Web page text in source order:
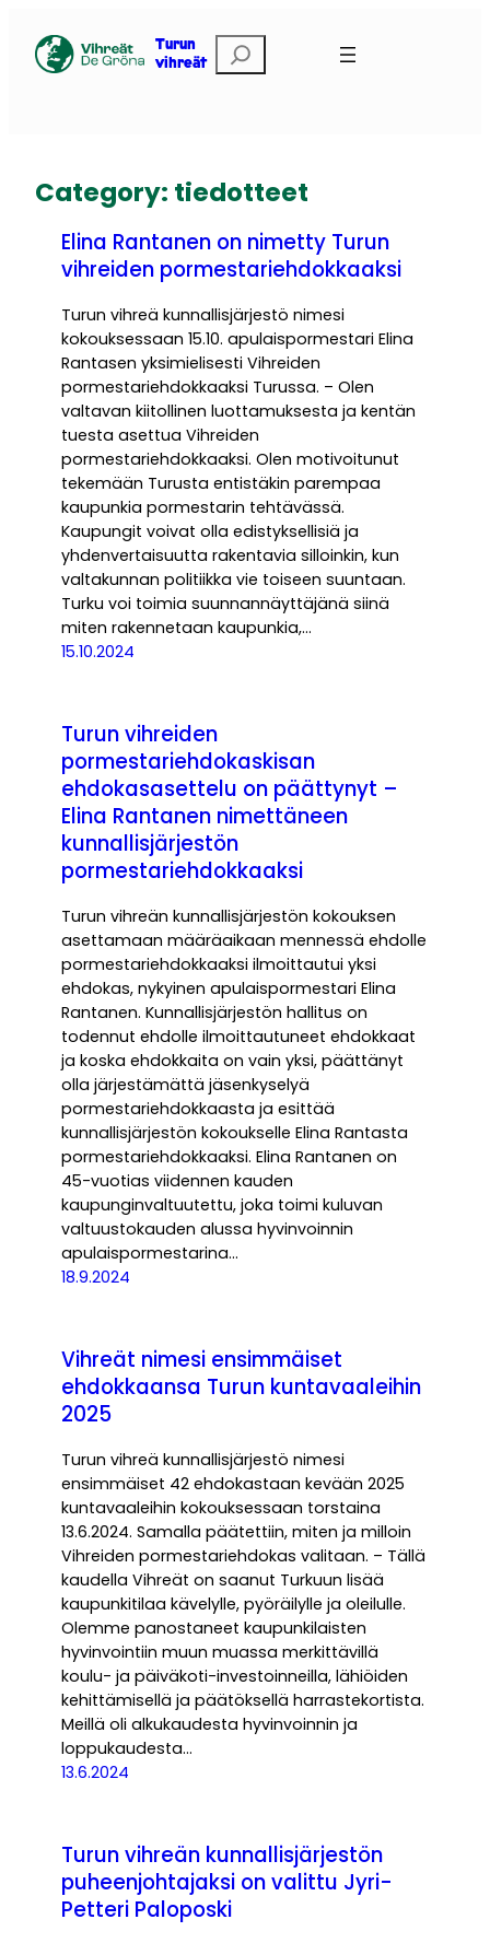
content
Turun
vihreät
Etsi
Category: tiedotteet
Elina Rantanen on nimetty Turun
vihreiden pormestariehdokkaaksi
Turun vihreä kunnallisjärjestö nimesi
kokouksessaan 15.10. apulaispormestari Elina
Rantasen yksimielisesti Vihreiden
pormestariehdokkaaksi Turussa. – Olen
valtavan kiitollinen luottamuksesta ja kentän
tuesta asettua Vihreiden
pormestariehdokkaaksi. Olen motivoitunut
tekemään Turusta entistäkin parempaa
kaupunkia pormestarin tehtävässä.
Kaupungit voivat olla edistyksellisiä ja
yhdenvertaisuutta rakentavia silloinkin, kun
valtakunnan politiikka vie toiseen suuntaan.
Turku voi toimia suunnannäyttäjänä siinä
miten rakennetaan kaupunkia,…
15.10.2024
Turun vihreiden
pormestariehdokaskisan
ehdokasasettelu on päättynyt –
Elina Rantanen nimettäneen
kunnallisjärjestön
pormestariehdokkaaksi
Turun vihreän kunnallisjärjestön kokouksen
asettamaan määräaikaan mennessä ehdolle
pormestariehdokkaaksi ilmoittautui yksi
ehdokas, nykyinen apulaispormestari Elina
Rantanen. Kunnallisjärjestön hallitus on
todennut ehdolle ilmoittautuneet ehdokkaat
ja koska ehdokkaita on vain yksi, päättänyt
olla järjestämättä jäsenkyselyä
pormestariehdokkaasta ja esittää
kunnallisjärjestön kokoukselle Elina Rantasta
pormestariehdokkaaksi. Elina Rantanen on
45-vuotias viidennen kauden
kaupunginvaltuutettu, joka toimi kuluvan
valtuustokauden alussa hyvinvoinnin
apulaispormestarina…
18.9.2024
Vihreät nimesi ensimmäiset
ehdokkaansa Turun kuntavaaleihin
2025
Turun vihreä kunnallisjärjestö nimesi
ensimmäiset 42 ehdokastaan kevään 2025
kuntavaaleihin kokouksessaan torstaina
13.6.2024. Samalla päätettiin, miten ja milloin
Vihreiden pormestariehdokas valitaan. – Tällä
kaudella Vihreät on saanut Turkuun lisää
kaupunkitilaa kävelylle, pyöräilylle ja oleilulle.
Olemme panostaneet kaupunkilaisten
hyvinvointiin muun muassa merkittävillä
koulu- ja päiväkoti-investoinneilla, lähiöiden
kehittämisellä ja päätöksellä harrastekortista.
Meillä oli alkukaudesta hyvinvoinnin ja
loppukaudesta…
13.6.2024
Turun vihreän kunnallisjärjestön
puheenjohtajaksi on valittu Jyri-
Petteri Paloposki